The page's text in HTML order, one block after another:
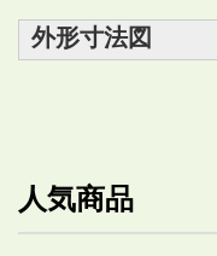
外形寸法図
人気商品